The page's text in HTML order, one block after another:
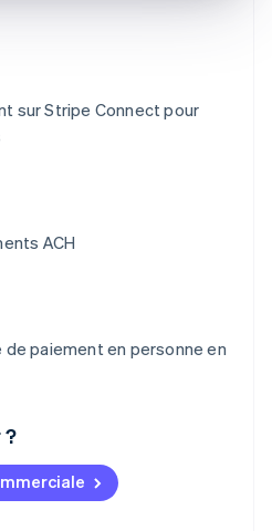
sur Stripe Connect pour
ACH
paiement en personne en
?